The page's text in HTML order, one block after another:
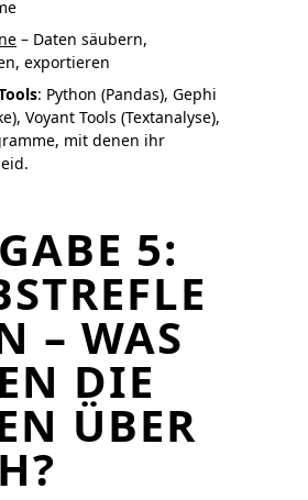
– Daten säubern,
exportieren
: Python (Pandas), Gephi
Voyant Tools (Textanalyse),
mit denen ihr
5:
– WAS
DIE
ÜBER